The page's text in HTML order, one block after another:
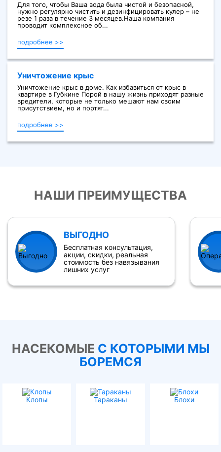
Для того, чтобы Ваша вода была чистой и безопасной,
нужно регулярно чистить и дезинфицировать кулер – не
резе 1 раза в течение 3 месяцев.Наша компания
проводит комплексное об...
подробнее >>
Уничтожение крыс
Уничтожение крыс в доме. Как избавиться от крыс в
квартире в Губкине Порой в нашу жизнь приходят разные
вредители, которые не только мешают нам своим
присутствием, но и портят...
подробнее >>
НАШИ ПРЕИМУЩЕСТВА
ВЫГОДНО
Бесплатная консультация,
акции, скидки, реальная
стоимость без навязывания
лишних услуг
НАСЕКОМЫЕ С КОТОРЫМИ МЫ
БОРЕМСЯ
Клопы Тараканы Блохи